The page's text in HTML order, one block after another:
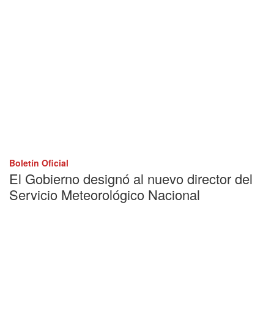
Boletín Oficial
El Gobierno designó al nuevo director del
Servicio Meteorológico Nacional